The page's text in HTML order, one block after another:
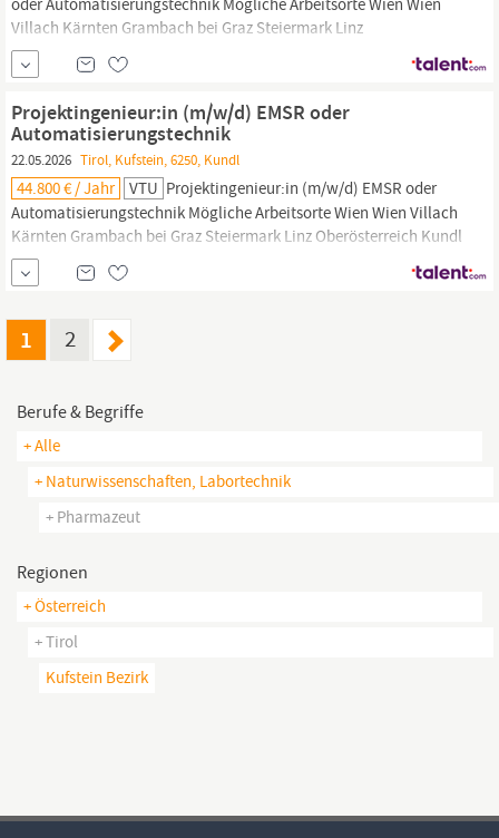
Villach Kärnten Grambach bei Graz Steiermark Linz
Oberösterreich Kundl / Langkampfen
Aufgrund des stetigen und nachhaltigen Wachstums sind wir
laufend auf der Suche nach Mitarbeiter:innen im Bereich EMSR /
Automatisierungstechnik....
Projektingenieur:in (m/w/d) EMSR oder
Automatisierungstechnik
22.05.2026 Tirol, Kufstein, 6250, Kundl
44.800 € / Jahr VTU Projektingenieur:in (m/w/d) EMSR oder
Automatisierungstechnik Mögliche Arbeitsorte Wien Wien Villach
Kärnten Grambach bei Graz Steiermark Linz Oberösterreich Kundl
/ Langkampfen Tirol
Team im Bereich EMSR/Automatisierungstechnik! Du bist
passende...
1 2
Berufe & Begriffe
+ Alle
+ Naturwissenschaften, Labortechnik
+ Pharmazeut
Regionen
+ Österreich
+ Tirol
Kufstein Bezirk